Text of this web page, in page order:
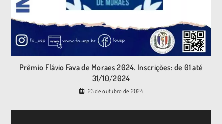
Prêmio Flávio Fava de Moraes 2024. Inscrições: de 01 até
31/10/2024
23 de outubro de 2024